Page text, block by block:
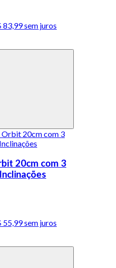
83,99 sem juros
20cm com 3
55,99 sem juros